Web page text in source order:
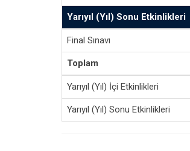
Yarıyıl (Yıl) Sonu Etkinlikleri
Final Sınavı
Toplam
Yarıyıl (Yıl) İçi Etkinlikleri
Yarıyıl (Yıl) Sonu Etkinlikleri